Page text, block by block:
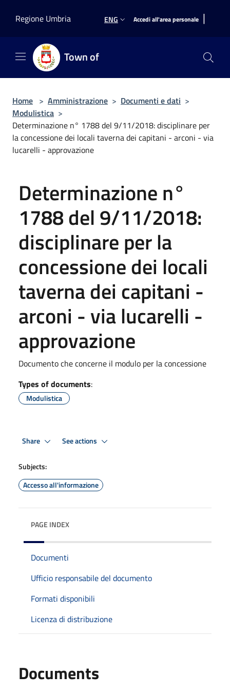
Regione Umbria
ENG Accedi all'area personale |
Town of
Home > Amministrazione > Documenti e dati >
Modulistica >
Determinazione n° 1788 del 9/11/2018: disciplinare per
la concessione dei locali taverna dei capitani - arconi - via
lucarelli - approvazione
Determinazione n°
1788 del 9/11/2018:
disciplinare per la
concessione dei locali
taverna dei capitani -
arconi - via lucarelli -
approvazione
Documento che concerne il modulo per la concessione
Types of documents:
Modulistica
Share See actions
Subjects:
Accesso all'informazione
PAGE INDEX
Documenti
Ufficio responsabile del documento
Formati disponibili
Licenza di distribuzione
Documents